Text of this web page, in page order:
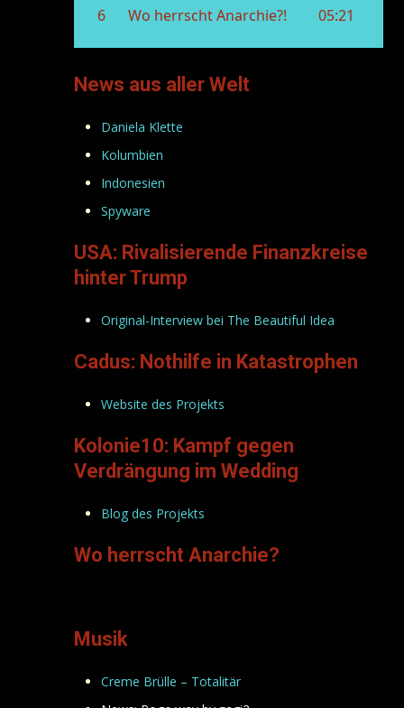
News aus aller Welt
Daniela Klette
Kolumbien
Indonesien
Spyware
USA: Rivalisierende Finanzkreise
hinter Trump
Original-Interview bei The Beautiful Idea
Cadus: Nothilfe in Katastrophen
Website des Projekts
Kolonie10: Kampf gegen
Verdrängung im Wedding
Blog des Projekts
Wo herrscht Anarchie?
Musik
Creme Brülle – Totalitär